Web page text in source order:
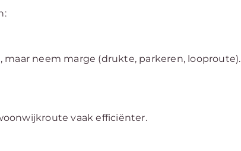
neem marge (drukte, parkeren, looproute).
vaak efficiënter.